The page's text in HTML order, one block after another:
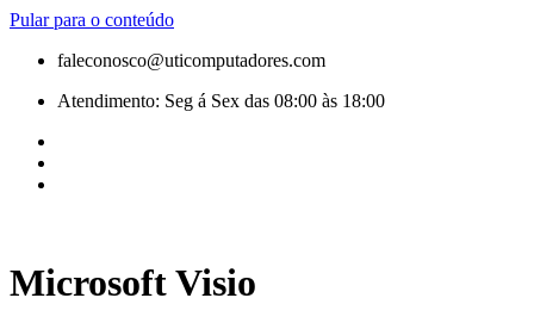
Pular para o conteúdo
faleconosco@uticomputadores.com
Atendimento: Seg á Sex das 08:00 às 18:00
Microsoft Visio